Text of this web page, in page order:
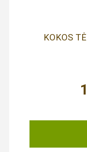
KOKOS